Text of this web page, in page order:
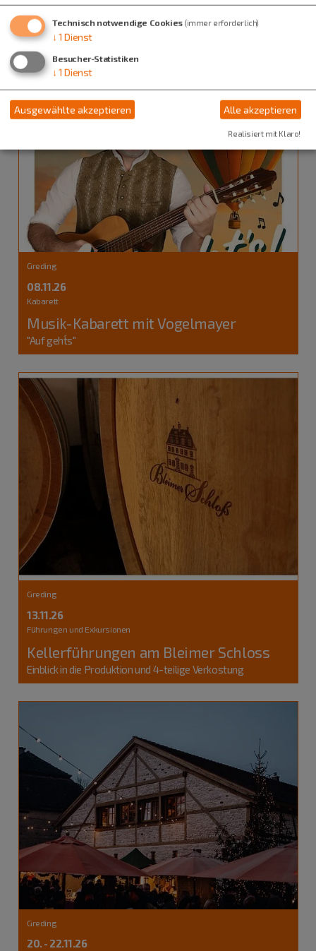
am Bleimer Schloss
Greding
08.11.26
Kabarett
Musik-Kabarett mit Vogelmayer
"Auf geht´s"
Greding
13.11.26
Führungen und Exkursionen
Kellerführungen am Bleimer Schloss
Einblick in die Produktion und 4-teilige Verkostung
Greding
20. - 22.11.26
Technisch notwendige Cookies (immer erforderlich)
↓ 1 Dienst
Besucher-Statistiken
↓ 1 Dienst
Ausgewählte akzeptieren Alle akzeptieren
Realisiert mit Klaro!